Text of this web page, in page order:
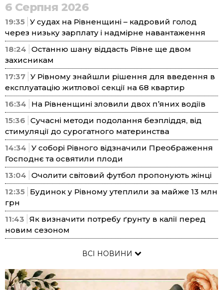
6 Серпня 2026
19:35 У судах на Рівненщині – кадровий голод
через низьку зарплату і надмірне навантаження
18:24 Останню шану віддасть Рівне ще двом
захисникам
17:37 У Рівному знайшли рішення для введення в
експлуатацію житлової секції на 68 квартир
16:34
На Рівненщині зловили двох п’яних водіїв
15:36 Сучасні методи подолання безпліддя, від
стимуляції до сурогатного материнства
14:34 У соборі Рівного відзначили Преображення
Господнє та освятили плоди
13:04 Очолити світовий футбол пропонують жінці
12:35 Будинок у Рівному утеплили за майже 13 млн
грн
11:43 Як визначити потребу ґрунту в калії перед
новим сезоном
ВСІ НОВИНИ